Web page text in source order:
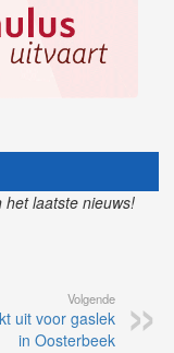
laatste nieuws!
Volgende
uit voor gaslek
in Oosterbeek